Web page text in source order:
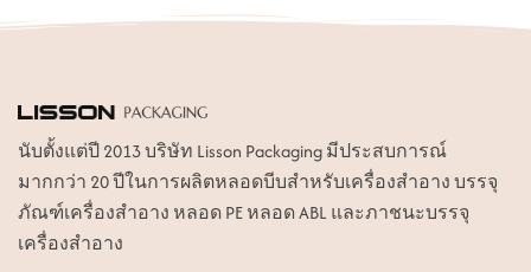
นับตั้งแต่ปี 2013 บริษัท Lisson Packaging มีประสบการณ์
มากกว่า 20 ปีในการผลิตหลอดบีบสำหรับเครื่องสำอาง บรรจุ
ภัณฑ์เครื่องสำอาง หลอด PE หลอด ABL และภาชนะบรรจุ
เครื่องสำอาง